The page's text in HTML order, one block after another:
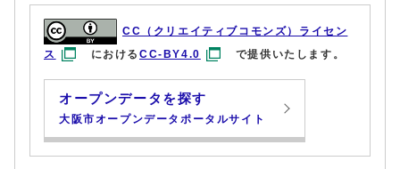
CC（クリエイティブコモンズ）ライセン
ス
におけるCC-BY4.0 で提供いたします。
オープンデータを探す
大阪市オープンデータポータルサイト